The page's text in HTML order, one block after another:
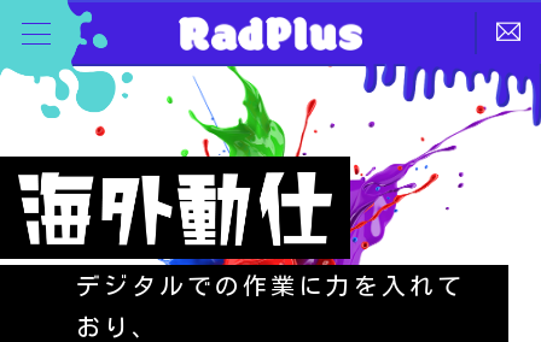
デジタルでの作業に力を入れて
おり、